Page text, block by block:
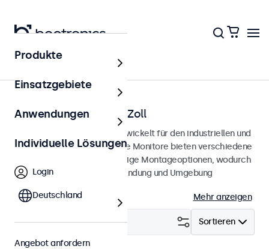
Startseite
Monitore von 7 bis 32 Zoll
Professionelle Monitore, entwickelt für den industriellen und
professionellen Einsatz. Diese Monitore bieten verschiedene
Videoanschlüsse und vielseitige Montageoptionen, wodurch
sie sich nahtlos in jede Anwendung und Umgebung
Mehr anzeigen
Sortieren
Filtern (0)
Produkte
Einsatzgebiete
Anwendungen
Individuelle Lösungen
Login
Deutschland
Angebot anfordern